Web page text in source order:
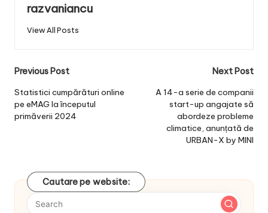
razvaniancu
View All Posts
Post
navigation
Previous Post
Statistici cumpărături online
pe eMAG la începutul
primăverii 2024
Next Post
A 14-a serie de companii
start-up angajate să
abordeze probleme
climatice, anunțată de
URBAN-X by MINI
Cautare pe website: